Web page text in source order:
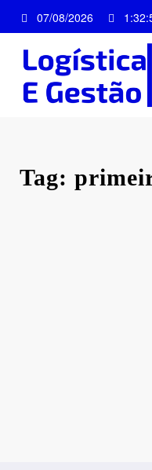
para
conteúdo
07/08/2026
Tag: